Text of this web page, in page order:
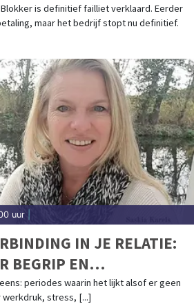
Blokker is definitief failliet verklaard. Eerder
maar het bedrijf stopt nu definitief.
uur
IN JE RELATIE:
BEGRIP EN
periodes waarin het lijkt alsof er geen
stress, [...]